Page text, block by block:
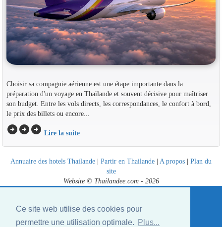
Ce site web utilise des cookies pour
permettre une utilisation optimale.
Plus...
Choisir sa compagnie aérienne est une étape importante dans la
préparation d'un voyage en Thaïlande et souvent décisive pour maîtriser
son budget. Entre les vols directs, les correspondances, le confort à bord,
le prix des billets ou encore...
arrow_circle_rightarrow_circle_rightarrow_circle_right Lire la suite
Annuaire des hotels Thailande | Partir en Thailande | A propos | Plan du
site
Website © Thailandee.com - 2026